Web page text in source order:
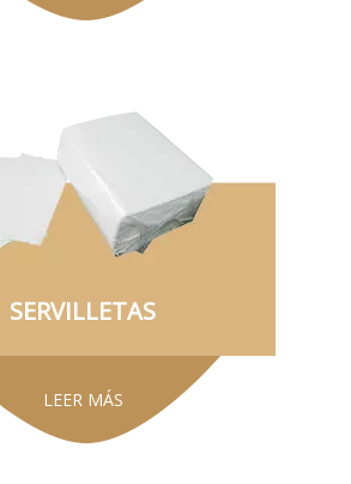
SERVILLETAS
LEER MÁS